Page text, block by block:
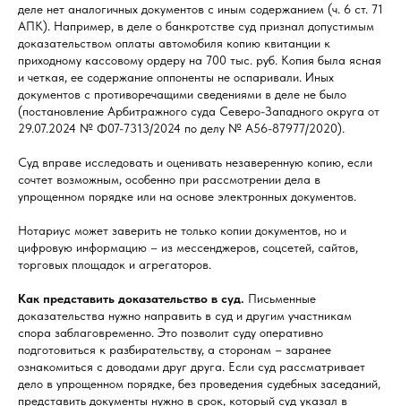
деле нет аналогичных документов с иным содержанием (ч. 6 ст. 71
АПК). Например, в деле о банкротстве суд признал допустимым
доказательством оплаты автомобиля копию квитанции к
приходному кассовому ордеру на 700 тыс. руб. Копия была ясная
и четкая, ее содержание оппоненты не оспаривали. Иных
документов с противоречащими сведениями в деле не было
(постановление Арбитражного суда Северо-Западного округа от
29.07.2024 № Ф07-7313/2024 по делу № А56-87977/2020).
Суд вправе исследовать и оценивать незаверенную копию, если
сочтет возможным, особенно при рассмотрении дела в
упрощенном порядке или на основе электронных документов.
Нотариус может заверить не только копии документов, но и
цифровую информацию – из мессенджеров, соцсетей, сайтов,
торговых площадок и агрегаторов.
Как представить доказательство в суд. Письменные
доказательства нужно направить в суд и другим участникам
спора заблаговременно. Это позволит суду оперативно
подготовиться к разбирательству, а сторонам – заранее
ознакомиться с доводами друг друга. Если суд рассматривает
дело в упрощенном порядке, без проведения судебных заседаний,
представить документы нужно в срок, который суд указал в